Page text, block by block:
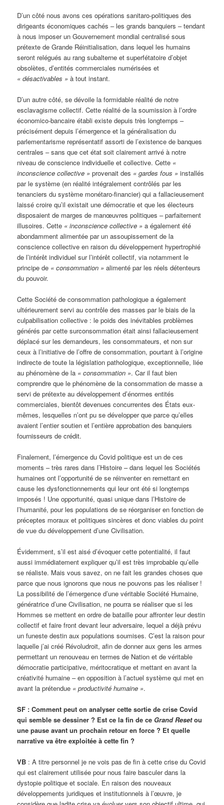
D’un côté nous avons ces opérations sanitaro-politiques des
dirigeants économiques cachés – les grands banquiers – tendant
à nous imposer un Gouvernement mondial centralisé sous
prétexte de Grande Réinitialisation, dans lequel les humains
seront relégués au rang subalterne et superfétatoire d’objet
obsolètes, d’entités commerciales numérisées et
« désactivables » à tout instant.
D’un autre côté, se dévoile la formidable réalité de notre
esclavagisme collectif. Cette réalité de la soumission à l’ordre
économico-bancaire établi existe depuis très longtemps –
précisément depuis l’émergence et la généralisation du
parlementarisme représentatif assorti de l’existence de banques
centrales – sans que cet état soit clairement arrivé à notre
niveau de conscience individuelle et collective. Cette «
inconscience collective » provenait des « gardes fous » installés
par le système (en réalité intégralement contrôlés par les
tenanciers du système monétaro-financier) qui a fallacieusement
laissé croire qu’il existait une démocratie et que les électeurs
disposaient de marges de manœuvres politiques – parfaitement
illusoires. Cette « inconscience collective » a également été
abondamment alimentée par un assoupissement de la
conscience collective en raison du développement hypertrophié
de l’intérêt individuel sur l’intérêt collectif, via notamment le
principe de « consommation » alimenté par les réels détenteurs
du pouvoir.
Cette Société de consommation pathologique a également
ultérieurement servi au contrôle des masses par le biais de la
culpabilisation collective : le poids des inévitables problèmes
générés par cette surconsommation était ainsi fallacieusement
déplacé sur les demandeurs, les consommateurs, et non sur
ceux à l’initiative de l’offre de consommation, pourtant à l’origine
indirecte de toute la législation pathologique, exceptionnelle, liée
au phénomène de la « consommation ». Car il faut bien
comprendre que le phénomène de la consommation de masse a
servi de prétexte au développement d’énormes entités
commerciales, bientôt devenues concurrentes des États eux-
mêmes, lesquelles n’ont pu se développer que parce qu’elles
avaient l’entier soutien et l’entière approbation des banquiers
fournisseurs de crédit.
Finalement, l’émergence du Covid politique est un de ces
moments – très rares dans l’Histoire – dans lequel les Sociétés
humaines ont l’opportunité de se réinventer en remettant en
cause les dysfonctionnements qui leur ont été si longtemps
imposés ! Une opportunité, quasi unique dans l’Histoire de
l’humanité, pour les populations de se réorganiser en fonction de
préceptes moraux et politiques sincères et donc viables du point
de vue du développement d’une Civilisation.
Évidemment, s’il est aisé d’évoquer cette potentialité, il faut
aussi immédiatement expliquer qu’il est très improbable qu’elle
se réaliste. Mais vous savez, on ne fait les grandes choses que
parce que nous ignorons que nous ne pouvons pas les réaliser !
La possibilité de l’émergence d’une véritable Société Humaine,
génératrice d’une Civilisation, ne pourra se réaliser que si les
Hommes se mettent en ordre de bataille pour affronter leur destin
collectif et faire front devant leur adversaire, lequel a déjà prévu
un funeste destin aux populations soumises. C’est la raison pour
laquelle j’ai créé Révoludroit, afin de donner aux gens les armes
permettant un renouveau en termes de Nation et de véritable
démocratie participative, méritocratique et mettant en avant la
créativité humaine – en opposition à l’actuel système qui met en
avant la prétendue « productivité humaine ».
SF : Comment peut on analyser cette sortie de crise Covid
qui semble se dessiner ? Est ce la fin de ce Grand Resetou
une pause avant un prochain retour en force ? Et quelle
narrative va être exploitée à cette fin ?
VB : A titre personnel je ne vois pas de fin à cette crise du Covid
qui est clairement utilisée pour nous faire basculer dans la
dystopie politique et sociale. En raison des nouveaux
développements juridiques et institutionnels à l’œuvre, je